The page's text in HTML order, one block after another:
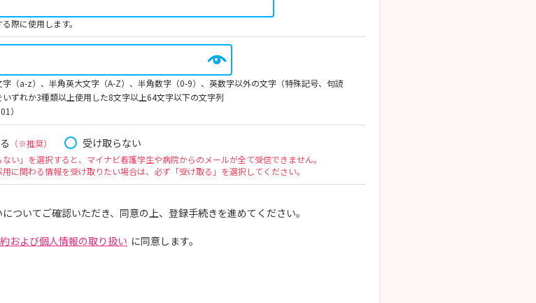
際に使用します。
字（a-z）、半角英大文字（A-Z）、半角数字（0-9）、英数字以外の文字（特殊記号、句読
いずれか3種類以上使用した8文字以上64文字以下の文字列
）
（※推奨） 受け取らない
い」を選択すると、マイナビ看護学生や病院からのメールが全て受信できません。
に関わる情報を受け取りたい場合は、必ず「受け取る」を選択してください。
ついてご確認いただき、同意の上、登録手続きを進めてください。
および個人情報の取り扱い に同意します。